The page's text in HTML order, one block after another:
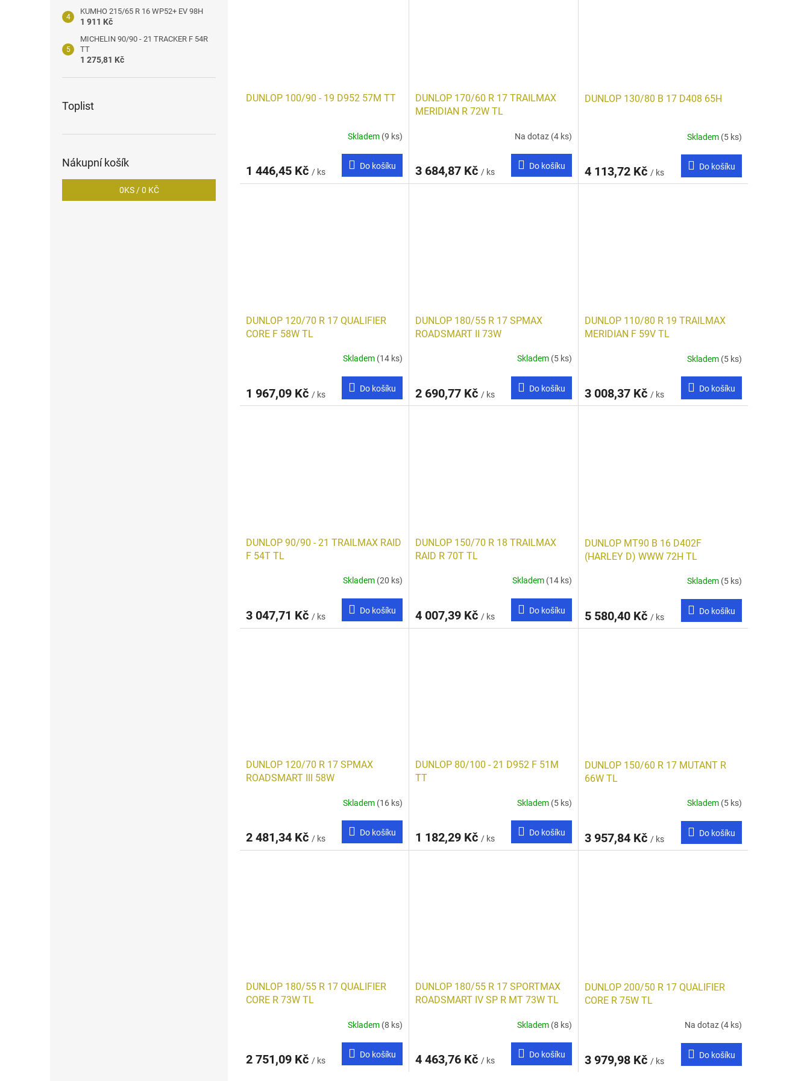
KUMHO 215/65 R 16 WP52+ EV 98H
1 911 Kč
MICHELIN 90/90 - 21 TRACKER F 54R
TT
1 275,81 Kč
Toplist
Nákupní košík
0KS /0 KČ
DUNLOP 100/90 - 19 D952 57M TT
Skladem (9 ks)
1 446,45 Kč / ks
Do košíku
DUNLOP 170/60 R 17 TRAILMAX
MERIDIAN R 72W TL
Na dotaz (4 ks)
3 684,87 Kč / ks
Do košíku
DUNLOP 130/80 B 17 D408 65H
Skladem (5 ks)
4 113,72 Kč / ks
Do košíku
DUNLOP 120/70 R 17 QUALIFIER
CORE F 58W TL
Skladem (14 ks)
1 967,09 Kč / ks
Do košíku
DUNLOP 180/55 R 17 SPMAX
ROADSMART II 73W
Skladem (5 ks)
2 690,77 Kč / ks
Do košíku
DUNLOP 110/80 R 19 TRAILMAX
MERIDIAN F 59V TL
Skladem (5 ks)
3 008,37 Kč / ks
Do košíku
DUNLOP 90/90 - 21 TRAILMAX RAID
F 54T TL
Skladem (20 ks)
3 047,71 Kč / ks
Do košíku
DUNLOP 150/70 R 18 TRAILMAX
RAID R 70T TL
Skladem (14 ks)
4 007,39 Kč / ks
Do košíku
DUNLOP MT90 B 16 D402F
(HARLEY D) WWW 72H TL
Skladem (5 ks)
5 580,40 Kč / ks
Do košíku
DUNLOP 120/70 R 17 SPMAX
ROADSMART III 58W
Skladem (16 ks)
2 481,34 Kč / ks
Do košíku
DUNLOP 80/100 - 21 D952 F 51M
TT
Skladem (5 ks)
1 182,29 Kč / ks
Do košíku
DUNLOP 150/60 R 17 MUTANT R
66W TL
Skladem (5 ks)
3 957,84 Kč / ks
Do košíku
DUNLOP 180/55 R 17 QUALIFIER
CORE R 73W TL
Skladem (8 ks)
2 751,09 Kč / ks
Do košíku
DUNLOP 180/55 R 17 SPORTMAX
ROADSMART IV SP R MT 73W TL
Skladem (8 ks)
4 463,76 Kč / ks
Do košíku
DUNLOP 200/50 R 17 QUALIFIER
CORE R 75W TL
Na dotaz (4 ks)
3 979,98 Kč / ks
Do košíku